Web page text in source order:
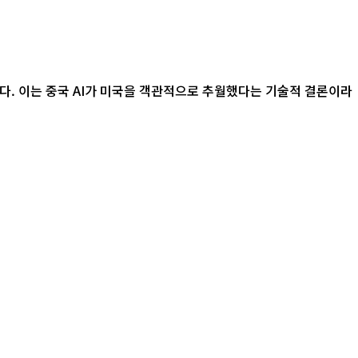
이는 중국 AI가 미국을 객관적으로 추월했다는 기술적 결론이라